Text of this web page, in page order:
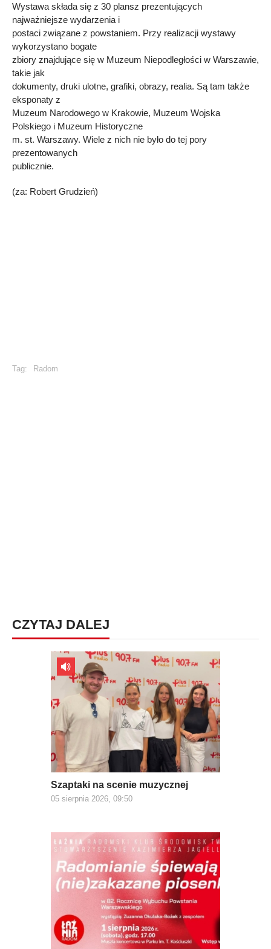
Wystawa składa się z 30 plansz prezentujących
najważniejsze wydarzenia i
postaci związane z powstaniem. Przy realizacji wystawy
wykorzystano bogate
zbiory znajdujące się w Muzeum Niepodległości w Warszawie,
takie jak
dokumenty, druki ulotne, grafiki, obrazy, realia. Są tam także
eksponaty z
Muzeum Narodowego w Krakowie, Muzeum Wojska
Polskiego i Muzeum Historyczne
m. st. Warszawy. Wiele z nich nie było do tej pory
prezentowanych
publicznie.
(za: Robert Grudzień)
Tag: Radom
CZYTAJ DALEJ
Szaptaki na scenie muzycznej
05 sierpnia 2026, 09:50